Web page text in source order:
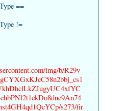
==
!=
img/b/R29v
s273/fir